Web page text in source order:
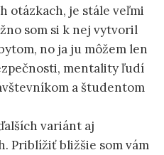
otázkach, je stále veľmi
som si k nej vytvoril
no ja ju môžem len
mentality ľudí
a študentom
variánt aj
Priblížiť bližšie som vám